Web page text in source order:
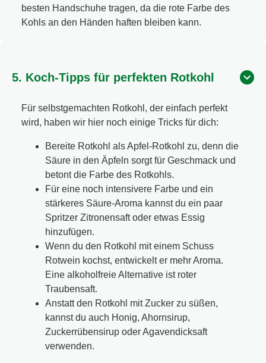
besten Handschuhe tragen, da die rote Farbe des
Kohls an den Händen haften bleiben kann.
5. Koch-Tipps für perfekten Rotkohl
Für selbstgemachten Rotkohl, der einfach perfekt
wird, haben wir hier noch einige Tricks für dich:
Bereite Rotkohl als Apfel-Rotkohl zu, denn die
Säure in den Äpfeln sorgt für Geschmack und
betont die Farbe des Rotkohls.
Für eine noch intensivere Farbe und ein
stärkeres Säure-Aroma kannst du ein paar
Spritzer Zitronensaft oder etwas Essig
hinzufügen.
Wenn du den Rotkohl mit einem Schuss
Rotwein kochst, entwickelt er mehr Aroma.
Eine alkoholfreie Alternative ist roter
Traubensaft.
Anstatt den Rotkohl mit Zucker zu süßen,
kannst du auch Honig, Ahornsirup,
Zuckerrübensirup oder Agavendicksaft
verwenden.